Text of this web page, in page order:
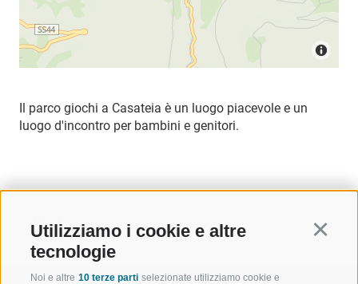
Utilizziamo i cookie e altre
tecnologie
Noi e altre 10 terze parti selezionate utilizziamo cookie e
Il parco giochi a Casateia è un luogo piacevole e un
luogo d'incontro per bambini e genitori.